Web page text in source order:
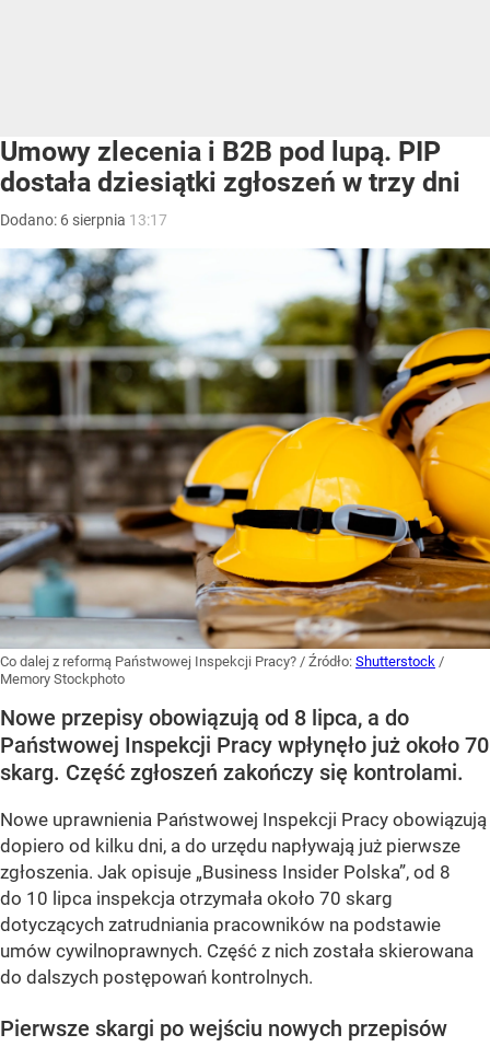
Umowy zlecenia i B2B pod lupą. PIP
dostała dziesiątki zgłoszeń w trzy dni
Dodano: 6 sierpnia 13:17
Co dalej z reformą Państwowej Inspekcji Pracy? / Źródło: Shutterstock /
Memory Stockphoto
Nowe przepisy obowiązują od 8 lipca, a do
Państwowej Inspekcji Pracy wpłynęło już około 70
skarg. Część zgłoszeń zakończy się kontrolami.
Nowe uprawnienia Państwowej Inspekcji Pracy obowiązują
dopiero od kilku dni, a do urzędu napływają już pierwsze
zgłoszenia. Jak opisuje „Business Insider Polska”, od 8
do 10 lipca inspekcja otrzymała około 70 skarg
dotyczących zatrudniania pracowników na podstawie
umów cywilnoprawnych. Część z nich została skierowana
do dalszych postępowań kontrolnych.
Pierwsze skargi po wejściu nowych przepisów